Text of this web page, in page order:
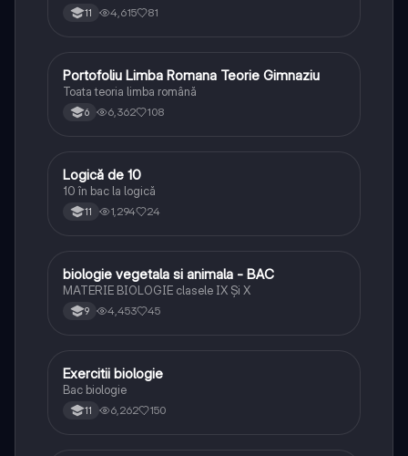
11 4,615 81
Limba și literatura română
Portofoliu Limba Romana Teorie Gimnaziu
Toata teoria limba română
6 6,362 108
Logică
Logică de 10
10 în bac la logică
11 1,294 24
Biologie
biologie vegetala si animala - BAC
MATERIE BIOLOGIE clasele IX Şi X
9 4,453 45
Biologie
Exercitii biologie
Bac biologie
11 6,262 150